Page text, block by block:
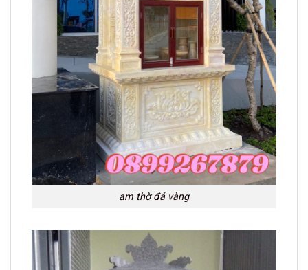
am thờ đá vàng